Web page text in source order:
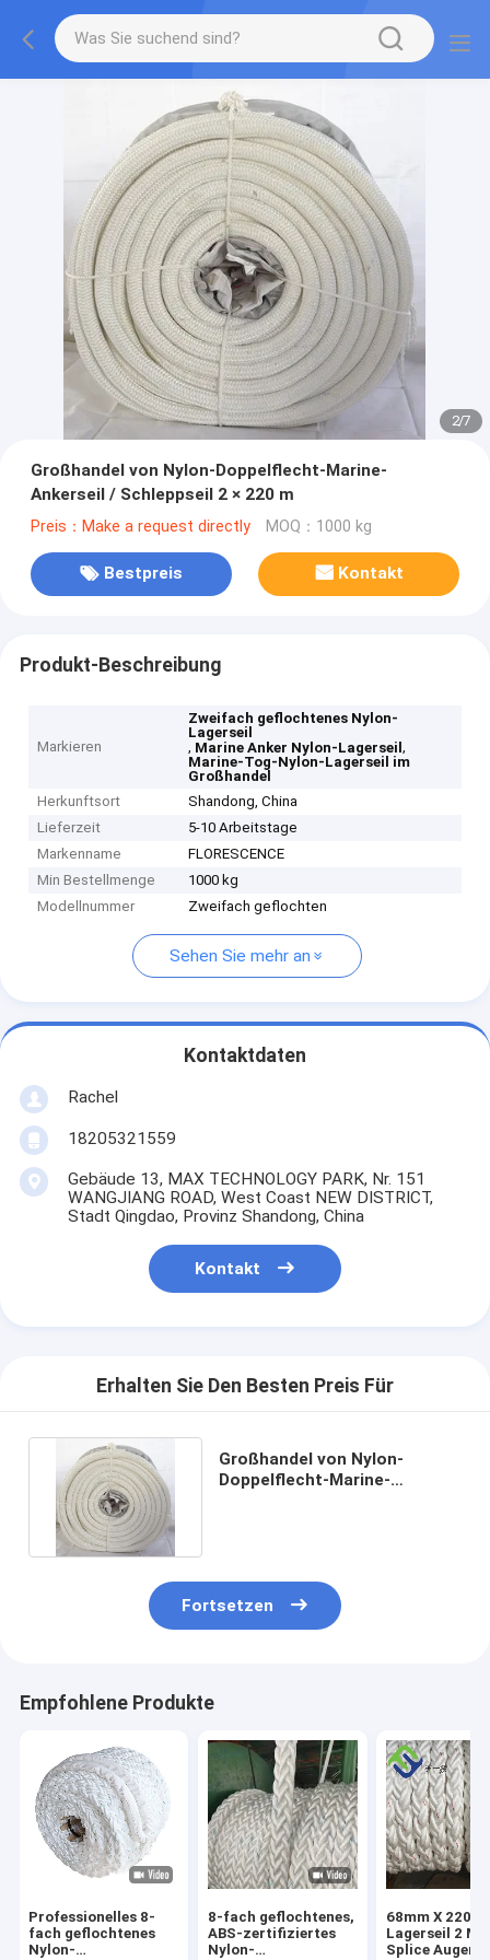
2/7
Großhandel von Nylon-Doppelflecht-Marine-
Ankerseil / Schleppseil 2 × 220 m
Preis：Make a request directly MOQ：1000 kg
Bestpreis Kontakt
Produkt-Beschreibung
Markieren
Zweifach geflochtenes Nylon-
Lagerseil
, Marine Anker Nylon-Lagerseil,
Marine-Tog-Nylon-Lagerseil im
Großhandel
Herkunftsort
Shandong, China
Lieferzeit
5-10 Arbeitstage
Markenname
FLORESCENCE
Min Bestellmenge
1000 kg
Modellnummer
Zweifach geflochten
Sehen Sie mehr an
Kontaktdaten
Rachel
18205321559
Gebäude 13, MAX TECHNOLOGY PARK, Nr. 151
WANGJIANG ROAD, West Coast NEW DISTRICT,
Stadt Qingdao, Provinz Shandong, China
Kontakt
Erhalten Sie Den Besten Preis Für
Großhandel von Nylon-
Doppelflecht-Marine-
Fortsetzen
Empfohlene Produkte
Professionelles 8-
fach geflochtenes
Nylon-
8-fach geflochtenes,
ABS-zertifiziertes
Nylon-
68mm X
Lagerseil 2
Splice Augen